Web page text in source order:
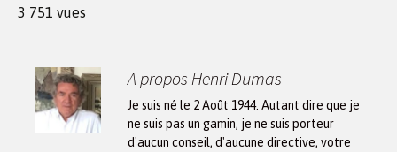
3 751 vues
A propos Henri Dumas
Je suis né le 2 Août 1944. Autant dire que je
ne suis pas un gamin, je ne suis porteur
d'aucun conseil, d'aucune directive, votre